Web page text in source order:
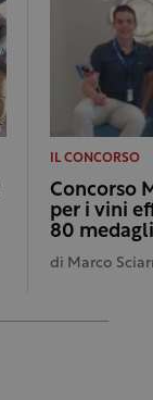
IL CONCORSO
Concorso
per i vini
80
di Marco